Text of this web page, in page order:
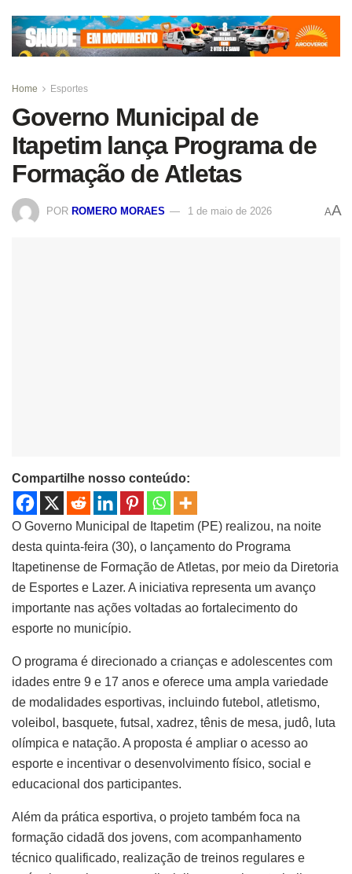
Home Esportes
Governo Municipal de
Itapetim lança Programa de
Formação de Atletas
POR ROMERO MORAES 1 de maio de 2026 AA
Compartilhe nosso conteúdo:
O Governo Municipal de Itapetim (PE) realizou, na noite
desta quinta-feira (30), o lançamento do Programa
Itapetinense de Formação de Atletas, por meio da Diretoria
de Esportes e Lazer. A iniciativa representa um avanço
importante nas ações voltadas ao fortalecimento do
esporte no município.
O programa é direcionado a crianças e adolescentes com
idades entre 9 e 17 anos e oferece uma ampla variedade
de modalidades esportivas, incluindo futebol, atletismo,
voleibol, basquete, futsal, xadrez, tênis de mesa, judô, luta
olímpica e natação. A proposta é ampliar o acesso ao
esporte e incentivar o desenvolvimento físico, social e
educacional dos participantes.
Além da prática esportiva, o projeto também foca na
formação cidadã dos jovens, com acompanhamento
técnico qualificado, realização de treinos regulares e